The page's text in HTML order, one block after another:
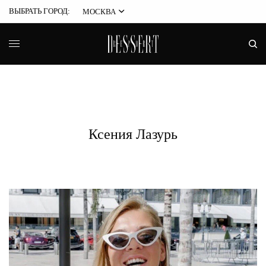
ВЫБРАТЬ ГОРОД: МОСКВА
Ксения Лазурь